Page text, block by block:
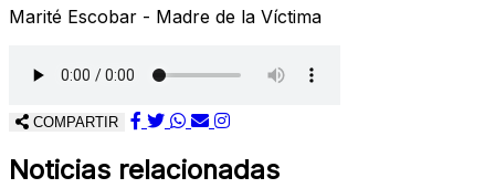
Marité Escobar - Madre de la Víctima
COMPARTIR
Noticias relacionadas